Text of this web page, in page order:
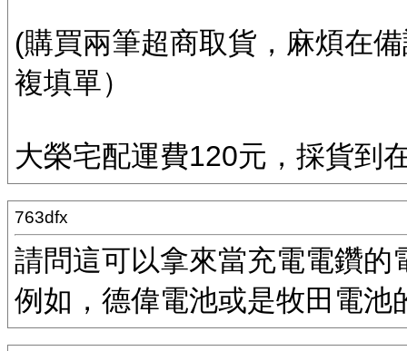
(購買兩筆超商取貨，麻煩在
複填單）
大榮宅配運費120元，採貨到
763dfx
請問這可以拿來當充電電鑽的
例如，德偉電池或是牧田電池